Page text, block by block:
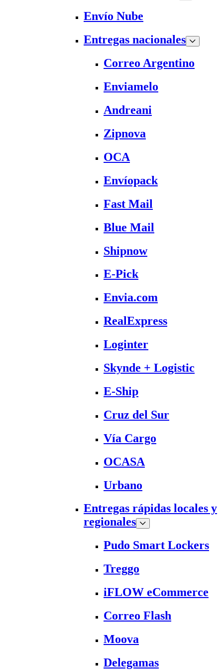
Envío Nube
Entregas nacionales
Correo Argentino
Enviamelo
Andreani
Zipnova
OCA
Envíopack
Fast Mail
Blue Mail
Shipnow
E-Pick
Envia.com
RealExpress
Loginter
Skynde + Logistic
E-Ship
Cruz del Sur
Vía Cargo
OCASA
Urbano
Entregas rápidas locales y
regionales
Pudo Smart Lockers
Treggo
iFLOW eCommerce
Correo Flash
Moova
Delegamas